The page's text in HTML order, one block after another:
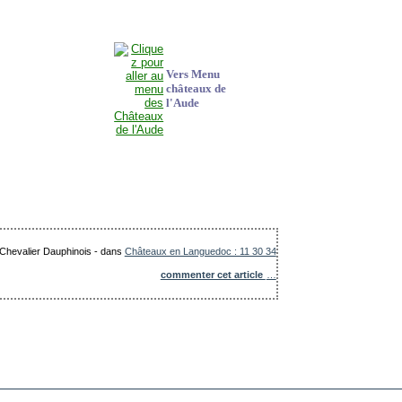
Vers Menu
châteaux de
l'Aude
Dauphinois -dans Châteaux en Languedoc : 11 30 34
commenter cet article